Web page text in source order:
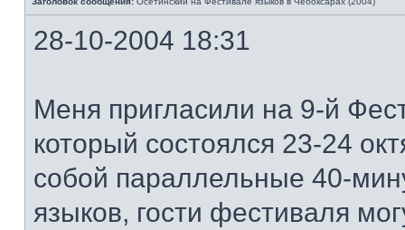
28-10-2004 18:31
Меня пригласили на 9-й
который состоялся 23-24
собой параллельные 40-
языков, гости фестиваля